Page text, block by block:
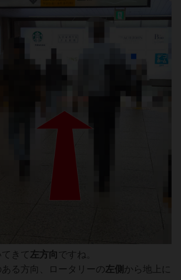
てきて左方向ですね。
る方向、ロータリーの左側 から地上に